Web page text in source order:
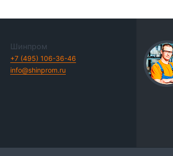
Шинпром
+7 (495) 106-36-46
info@shinprom.ru